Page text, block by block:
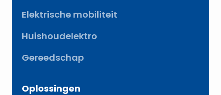
Elektrische mobiliteit
Huishoudelektro
Gereedschap
Oplossingen